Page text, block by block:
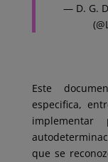
— D. G.
Este
especifica,
que se